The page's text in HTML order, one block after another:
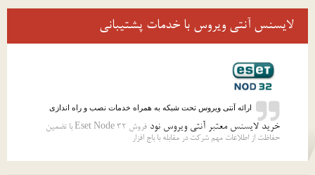
لایسنس آنتی ویروس با خدمات پشتیبانی
ارائه آنتی ویروس تحت شبکه به همراه خدمات نصب و راه اندازی
خرید لایسنس معتبر آنتی ویروس نود
فروش 32 Eset Node با تضمین
حفاظت از اطلاعات مهم شرکت در مقابله با باج افزار